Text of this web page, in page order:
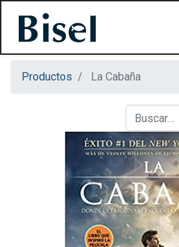
Productos La Cabaña